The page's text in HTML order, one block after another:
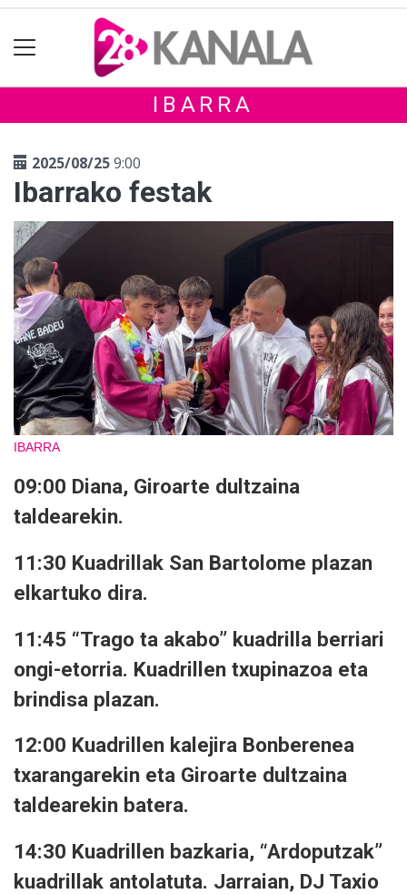
IBARRA
2025/08/259:00
Ibarrako festak
IBARRA
09:00 Diana, Giroarte dultzaina
taldearekin.
11:30 Kuadrillak San Bartolome plazan
elkartuko dira.
11:45 “Trago ta akabo” kuadrilla berriari
ongi-etorria. Kuadrillen txupinazoa eta
brindisa plazan.
12:00 Kuadrillen kalejira Bonberenea
txarangarekin eta Giroarte dultzaina
taldearekin batera.
14:30 Kuadrillen bazkaria, “Ardoputzak”
kuadrillak antolatuta. Jarraian, DJ Taxio